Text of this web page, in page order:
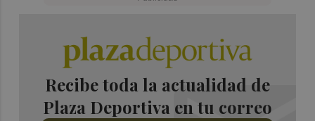
Recibe toda la actualidad de
Plaza Deportiva en tu correo